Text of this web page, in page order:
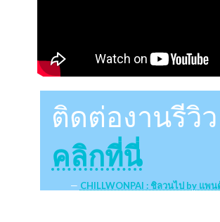
ติดต่องานรีวิว
คลิกที่นี่
CHILLWONPAI : ชิลวนไป by แพ